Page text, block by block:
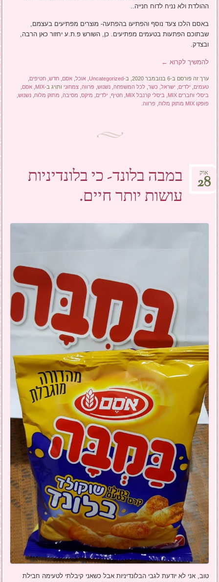
ההולדת ולא נניח לדוח חנייה..
באסם הלכו צעד נוסף והפתיעו בהפתעה- מוצרים מפתיעים בעצמם,
שבתוכם הפתעות בטעמים מפתיעים. כן, השורש פ.ת.ע יחזור כאן הרבה,
ובצדק.
להמשיך לקרוא ←
ערך זה פורסם ב-6 בנובמבר 2020, ב- Uncategorized
,אוכל ,אסם ,חדש ,חטיפים
טעמים
ילדים ישראל כשר ,לכל המשפחה ,נשנוש פרווה ,צמחוני ותויג ב-MIX
,אסם
ביסלי וחברים MIX
ביסלי קרנבל MIX ,חטיף ילדים מיקס מסיבה מתוק מלוח ,נשנוש
פופקו MIX מתוק מלוח
פרווה
במבה בלונד- כי בלונדיניות
עושות יותר חיים.
אוק
28
טוב, אני לא יודעת לגבי הבלונדיניות אבל כשאני קיבלתי לטעימה חבילת